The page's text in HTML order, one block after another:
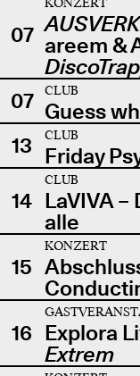
07 areem &
07
CLUB
Guess
13
CLUB
Friday
14
CLUB
LaVIVA
alle
15
KONZERT
16 Explora
Extrem